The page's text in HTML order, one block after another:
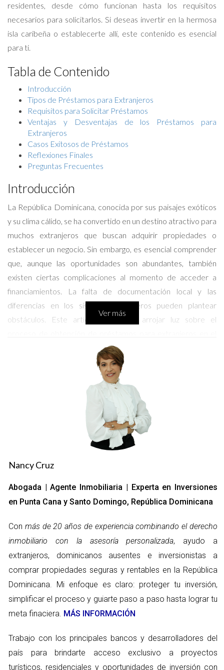
residentes, desde cómo funcionan hasta los requisitos
necesarios para solicitarlos. Si deseas invertir en la hermosa
isla caribeña o establecerte allí, este contenido es esencial
para ti.
Tabla de Contenido
Introducción
Tipos de Préstamos para Extranjeros
Requisitos para Solicitar Préstamos
Ventajas y Desventajas de los Préstamos para
Extranjeros
Casos Exitosos de Préstamos
Reflexiones Finales
Preguntas Frecuentes
Introducción
La República Dominicana, conocida por sus paisajes exóticos
y su clima cálido, se ha convertido en un destino atractivo para
muchos extranjeros que buscan adquirir propiedades o
establecer un negocio. Sin embargo, es esencial comprender
que, aunque las oportunidades son abundantes, también
existen ciertas complicaciones al momento de acceder a
financiamientos. La falta de documentación local y las
diferencias en los sistemas financieros pueden plantear
obstáculos. Este artículo pretende arrojar luz sobre el
país caribeño, brindando información clara y práctica.
Tipos de Préstamos para Extranjeros
Existen diversos tipos de préstamos que los extranjeros
pueden considerar en la República Dominicana. Algunos de los
Préstamos Hipotecarios: Ideales para la compra de
propiedades, estos préstamos pueden ser ofrecidos
por bancos locales o entidades financieras
variar, dependiendo de la evaluación del riesgo.
fines, como financiar un vehículo o cubrir gastos de vida.
para un préstamo hipotecario.
Préstamos Comerciales:Si te interesa iniciar un negocio
en la isla, los préstamos comerciales son una opción
viable. Estos pueden financiar desde pequeñas
empresas hasta grandes inversiones.
Comparativa de Prestamistas
Es fundamental comparar las ofertas de diferentes
Algunos aspectos a considerar son:
Tasa de interés.
Ver más
Nancy Cruz
Abogada | Agente Inmobiliaria | Experta en Inversiones
en Punta Cana y Santo Domingo, República Dominicana
Con más de 20 años de experiencia combinando el derecho
inmobiliario con la asesoría personalizada, ayudo a
extranjeros, dominicanos ausentes e inversionistas a
comprar propiedades seguras y rentables en la República
Dominicana. Mi enfoque es claro: proteger tu inversión,
simplificar el proceso y guiarte paso a paso hasta lograr tu
meta finaciera. MÁS INFORMACIÓN
Trabajo con los principales bancos y desarrolladores del
país para brindarte acceso exclusivo a proyectos
turísticos, residenciales y oportunidades de inversión con